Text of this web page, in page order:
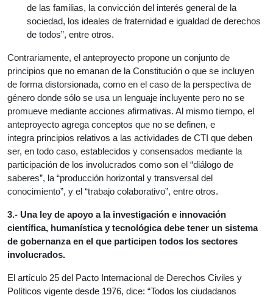
de las familias, la convicción del interés general de la
sociedad, los ideales de fraternidad e igualdad de derechos
de todos”, entre otros.
Contrariamente, el anteproyecto propone un conjunto de
principios que no emanan de la Constitución o que se incluyen
de forma distorsionada, como en el caso de la perspectiva de
género donde sólo se usa un lenguaje incluyente pero no se
promueve mediante acciones afirmativas. Al mismo tiempo, el
anteproyecto agrega conceptos que no se definen, e
integra principios relativos a las actividades de CTI que deben
ser, en todo caso, establecidos y consensados mediante la
participación de los involucrados como son el “diálogo de
saberes”, la “producción horizontal y transversal del
conocimiento”, y el “trabajo colaborativo”, entre otros.
3.- Una ley de apoyo a la investigación e innovación
científica, humanística y tecnológica debe tener un sistema
de gobernanza en el que participen todos los sectores
involucrados.
El artículo 25 del Pacto Internacional de Derechos Civiles y
Políticos vigente desde 1976, dice: “Todos los ciudadanos